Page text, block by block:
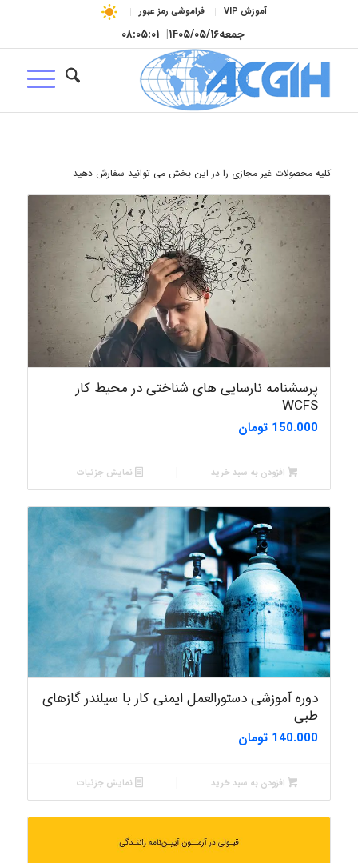
آموزش VIP فراموشی رمز عبور
جمعه۱۴۰۵/۰۵/۱۶| ۰۸:۰۵:۰۳
کلیه محصولات غیر مجازی را در این بخش می توانید سفارش دهید
پرسشنامه نارسایی های شناختی در محیط کار
WCFS
150.000 تومان
افزودن به سبد خرید نمایش جزئیات
دوره آموزشی دستورالعمل ایمنی کار با سیلندر گازهای
طبی
140.000 تومان
افزودن به سبد خرید نمایش جزئیات